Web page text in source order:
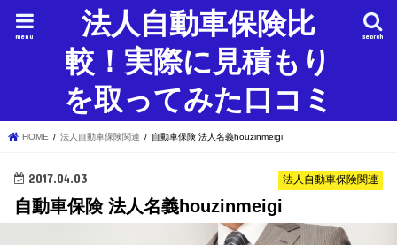
法人自動車保険比
較！実際に見積もり
を取ってみた口コミ
search
menu
HOME 法人自動車保険関連 自動車保険 法人名義houzinmeigi
法人自動車保険関連
2017.04.03
自動車保険 法人名義houzinmeigi